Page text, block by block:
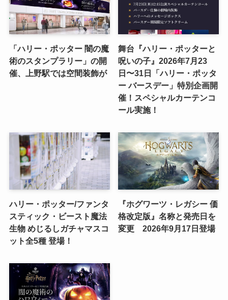
「ハリー・ポッター 闇の魔
術のスタンプラリー」の開
催、上野駅では空間装飾が
舞台『ハリー・ポッターと
呪いの子』2026年7月23
日〜31日「ハリー・ポッタ
ー バースデー」特別企画開
催！スペシャルカーテンコ
ール実施！
ハリー・ポッター/ファンタ
スティック・ビースト魔法
生物 めじるしガチャマスコ
ット全5種 登場！
『ホグワーツ・レガシー 価
格改定版』名称と発売日を
変更 2026年9月17日登場